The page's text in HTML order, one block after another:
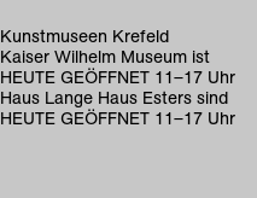
Kunstmuseen Krefeld
Kaiser Wilhelm Museum ist
HEUTE GEÖFFNET 11–17 Uhr
Haus Lange Haus Esters sind
HEUTE GEÖFFNET 11–17 Uhr